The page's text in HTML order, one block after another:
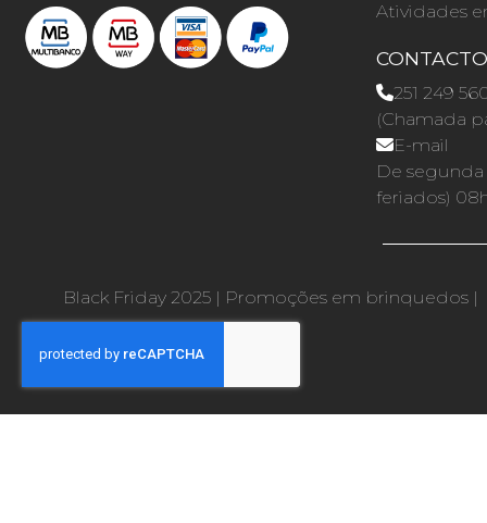
Atividades
CONTACTO
251 249
(Chamada
E-mail
De segunda
feriados)
Black Friday 2025 | Promoções em brinquedos |